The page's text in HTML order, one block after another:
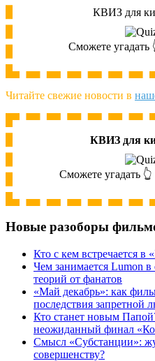
КВИЗ для
Сможете угадать
Читайте свежие новости в
КВИЗ для
Сможете угадать
Новые разоборы
Кто с кем встречается в
Чем занимается Lumon в
теорий от фанатов
«Май декабрь»: как
последствия запретной
Кто станет новым
неожиданный финал
Cмысл «Субстанции»:
совершенству?